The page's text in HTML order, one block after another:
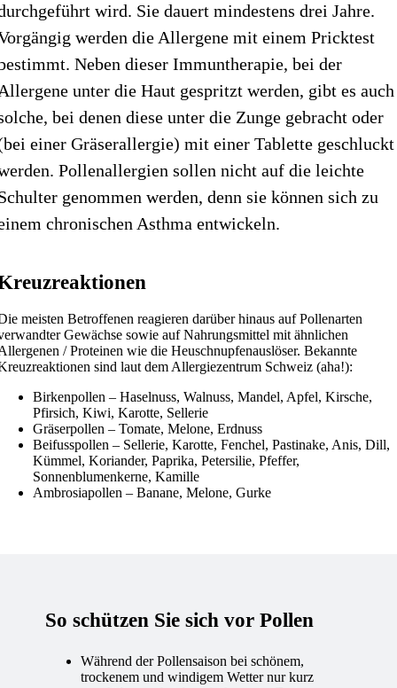
wird. Sie dauert mindestens drei Jahre.
werden die Allergene mit einem Pricktest
Neben dieser Immuntherapie, bei der
unter die Haut gespritzt werden, gibt es auch
bei denen diese unter die Zunge gebracht oder
einer Gräser­allergie) mit einer Tablette geschluckt
Pollen­allergien sollen nicht auf die leichte
genommen werden, denn sie können sich zu
chronischen Asthma entwickeln.
meisten Betroffenen reagieren darüber hinaus auf Pollenarten
Gewächse sowie auf Nahrungsmittel mit ähnlichen
/ Proteinen wie die Heuschnupfenauslöser. Bekannte
sind laut dem Allergiezentrum Schweiz (aha!):
Birkenpollen – Haselnuss, Walnuss, Mandel, Apfel, Kirsche,
Pfirsich, Kiwi, Karotte, Sellerie
Gräserpollen – Tomate, Melone, Erdnuss
Beifusspollen – Sellerie, Karotte, Fenchel, Pastinake, Anis, Dill,
Kümmel, Koriander, Paprika, Petersilie, Pfeffer,
Sonnenblumenkerne, Kamille
Ambrosiapollen – Banane, Melone, Gurke
So schützen Sie sich vor Pollen
Während der Pollensaison bei schönem,
trockenem und windigem Wetter nur kurz